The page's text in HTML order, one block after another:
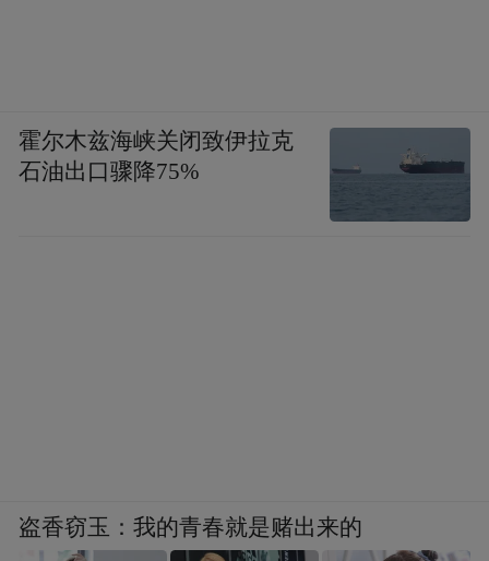
霍尔木兹海峡关闭致伊拉克
石油出口骤降75%
盗香窃玉：我的青春就是赌出来的